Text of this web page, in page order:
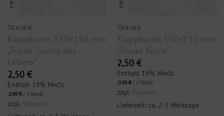
TRAUER
Klappkarte, 150×150 mm
„Trauer Sonne des
Lebens“
2,50 €
Enthält 19% MwSt.
(2,50€/ 1 Stück)
zzgl. Versand
TRAUER
Klappkarte, 150×150 mm
„Trauer Kerze“
2,50 €
Enthält 19% MwSt.
(2,50€/ 1 Stück)
zzgl. Versand
Lieferzeit: ca. 2-3 Werktage